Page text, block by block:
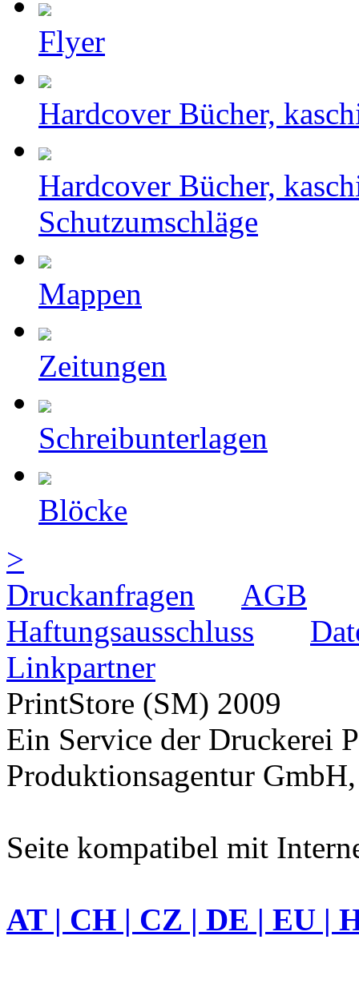
Flyer
Hardcover Bücher,
Hardcover Bücher,
Schutzumschläge
Mappen
Zeitungen
Schreibunterlagen
Blöcke
>
Druckanfragen
AGB
Haftungsausschluss
Linkpartner
PrintStore (SM) 2009
Ein Service der Druckerei
Produktionsagentur
Seite kompatibel mit
AT | CH | CZ | DE | EU |